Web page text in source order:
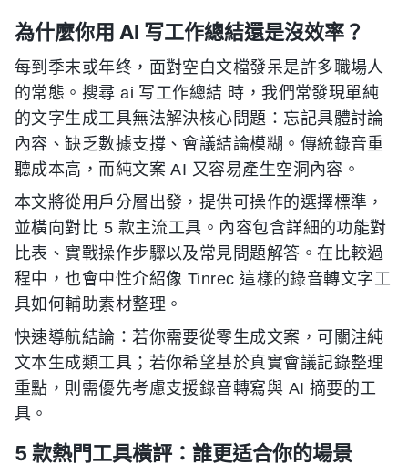
為什麼你用 AI 写工作總結還是沒效率？
每到季末或年终，面對空白文檔發呆是許多職場人
的常態。搜尋 ai 写工作總結 時，我們常發現單純
的文字生成工具無法解決核心問題：忘記具體討論
內容、缺乏數據支撐、會議結論模糊。傳統錄音重
聽成本高，而純文案 AI 又容易產生空洞內容。
本文將從用戶分層出發，提供可操作的選擇標準，
並橫向對比 5 款主流工具。內容包含詳細的功能對
比表、實戰操作步驟以及常見問題解答。在比較過
程中，也會中性介紹像 Tinrec 這樣的錄音轉文字工
具如何輔助素材整理。
快速導航結論：若你需要從零生成文案，可關注純
文本生成類工具；若你希望基於真實會議記錄整理
重點，則需優先考慮支援錄音轉寫與 AI 摘要的工
具。
5 款熱門工具橫評：誰更适合你的場景